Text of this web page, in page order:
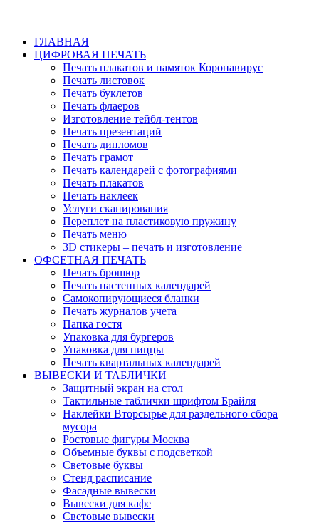
ГЛАВНАЯ
ЦИФРОВАЯ ПЕЧАТЬ
Печать плакатов и памяток Коронавирус
Печать листовок
Печать буклетов
Печать флаеров
Изготовление тейбл-тентов
Печать презентаций
Печать дипломов
Печать грамот
Печать календарей с фотографиями
Печать плакатов
Печать наклеек
Услуги сканирования
Переплет на пластиковую пружину
Печать меню
3D стикеры – печать и изготовление
ОФСЕТНАЯ ПЕЧАТЬ
Печать брошюр
Печать настенных календарей
Cамокопирующиеся бланки
Печать журналов учета
Папка гостя
Упаковка для бургеров
Упаковка для пиццы
Печать квартальных календарей
ВЫВЕСКИ И ТАБЛИЧКИ
Защитный экран на стол
Тактильные таблички шрифтом Брайля
Наклейки Вторсырье для раздельного сбора
мусора
Ростовые фигуры Москва
Объемные буквы с подсветкой
Световые буквы
Стенд расписание
Фасадные вывески
Вывески для кафе
Световые вывески